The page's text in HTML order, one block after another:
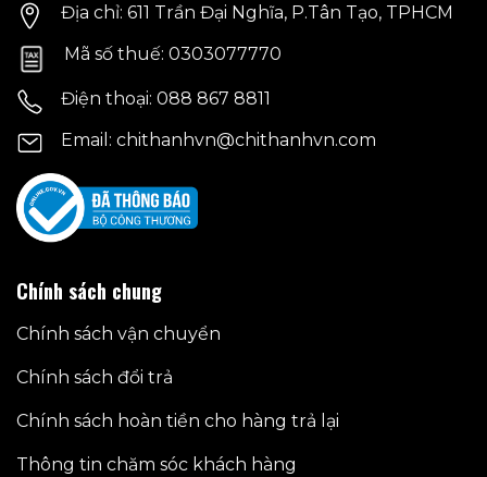
Địa chỉ: 611 Trần Đại Nghĩa, P.Tân Tạo, TPHCM
Mã số thuế: 0303077770
Điện thoại: 088 867 8811
Email: chithanhvn@chithanhvn.com
Chính sách chung
Chính sách vận chuyển
Chính sách đổi trả
Chính sách hoàn tiền cho hàng trả lại
Thông tin chăm sóc khách hàng